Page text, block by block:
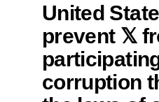
United
prevent 𝕏
corruption